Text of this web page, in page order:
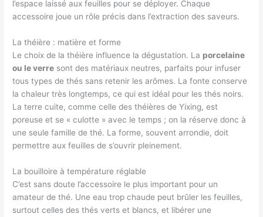
l’espace laissé aux feuilles pour se déployer. Chaque
accessoire joue un rôle précis dans l’extraction des saveurs.
La théière : matière et forme
Le choix de la théière influence la dégustation. La porcelaine
ou le verre sont des matériaux neutres, parfaits pour infuser
tous types de thés sans retenir les arômes. La fonte conserve
la chaleur très longtemps, ce qui est idéal pour les thés noirs.
La terre cuite, comme celle des théières de Yixing, est
poreuse et se « culotte » avec le temps ; on la réserve donc à
une seule famille de thé. La forme, souvent arrondie, doit
permettre aux feuilles de s’ouvrir pleinement.
La bouilloire à température réglable
C’est sans doute l’accessoire le plus important pour un
amateur de thé. Une eau trop chaude peut brûler les feuilles,
surtout celles des thés verts et blancs, et libérer une